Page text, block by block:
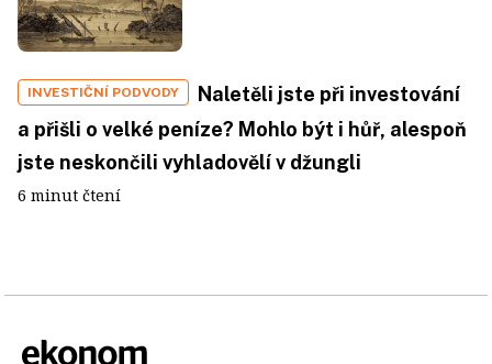
INVESTIČNÍ PODVODY
Naletěli jste při investování
a přišli o velké peníze? Mohlo být i hůř, alespoň
jste neskončili vyhladovělí v džungli
6 minut čtení